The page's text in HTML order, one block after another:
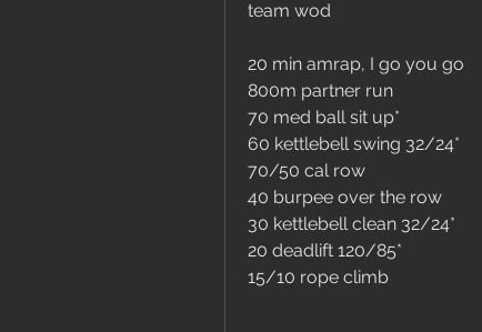
team wod
20 min amrap, I go you go
800m partner run
70 med ball sit up*
60 kettlebell swing 32/24*
70/50 cal row
40 burpee over the row
30 kettlebell clean 32/24*
20 deadlift 120/85*
15/10 rope climb